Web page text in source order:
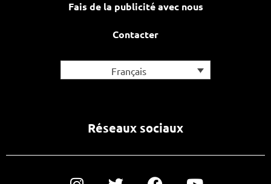
Fais de la publicité avec nous
Contacter
Français
Réseaux sociaux